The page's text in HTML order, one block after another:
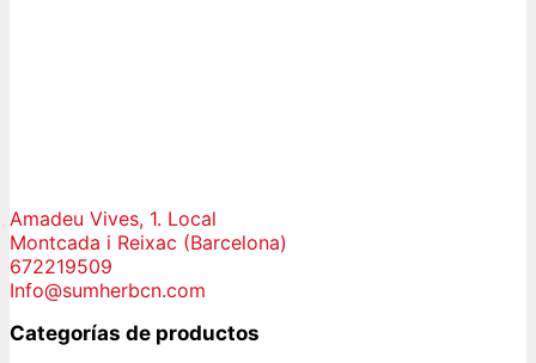
Amadeu Vives, 1. Local
Montcada i Reixac (Barcelona)
672219509
Info@sumherbcn.com
Categorías de productos